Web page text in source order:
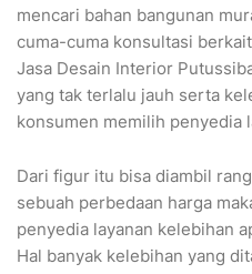
mencari bahan bangunan
cuma-cuma konsultasi
Jasa Desain Interior
yang tak terlalu jauh serta
konsumen memilih penyedia
Dari figur itu bisa diambil
sebuah perbedaan harga
penyedia layanan kelebihan
Hal banyak kelebihan yang